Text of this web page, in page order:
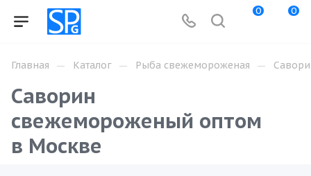
0 0
Главная — Каталог — Рыба свежемороженая —
Саворин
свежемороженый оптом
в Москве